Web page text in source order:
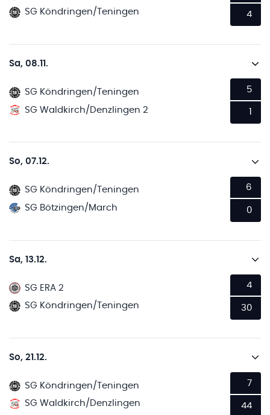
SG Köndringen/Teningen
4
Sa, 08.11.
SG Köndringen/Teningen
SG Waldkirch/Denzlingen 2
5
So, 07.12.
SG Köndringen/Teningen
SG Bötzingen/March
6
0
Sa, 13.12.
SG ERA 2
SG Köndringen/Teningen
4
30
So, 21.12.
SG Köndringen/Teningen
SG Waldkirch/Denzlingen
7
44